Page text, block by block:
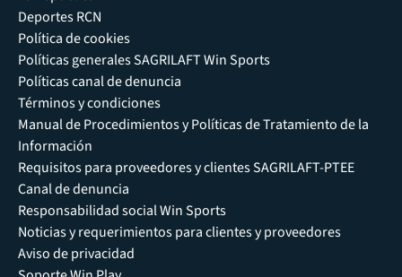
Deportes RCN
Política de cookies
Políticas generales SAGRILAFT Win Sports
Políticas canal de denuncia
Términos y condiciones
Manual de Procedimientos y Políticas de Tratamiento de la
Información
Requisitos para proveedores y clientes SAGRILAFT-PTEE
Canal de denuncia
Responsabilidad social Win Sports
Noticias y requerimientos para clientes y proveedores
Aviso de privacidad